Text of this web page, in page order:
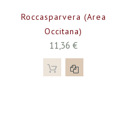
Roccasparvera (Area
Occitana)
11,36 €